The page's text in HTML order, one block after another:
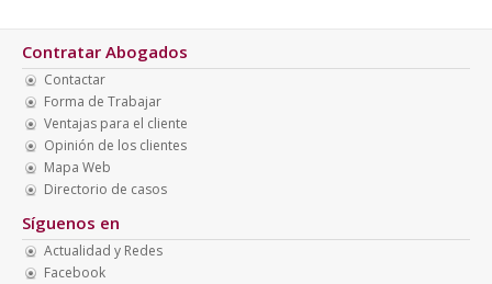
Contratar Abogados
Contactar
Forma de Trabajar
Ventajas para el cliente
Opinión de los clientes
Mapa Web
Directorio de casos
Síguenos en
Actualidad y Redes
Facebook